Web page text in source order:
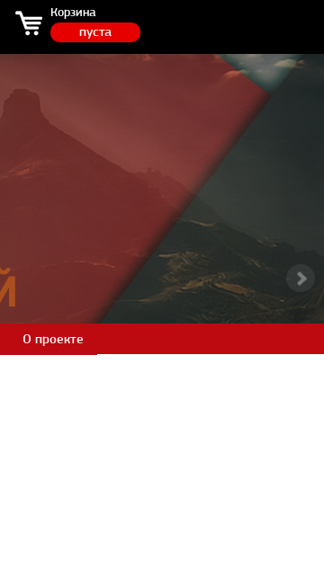
Корзина
пуста
О проекте